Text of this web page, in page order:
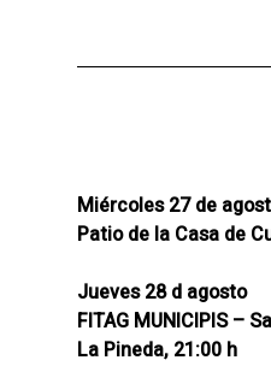
Miércoles 27 de
Patio de la Casa de
Jueves 28 d agosto
FITAG MUNICIPIS –
La Pineda, 21:00 h